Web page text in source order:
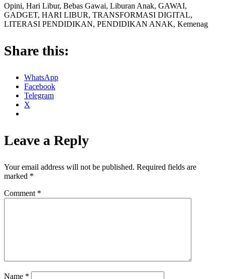
Opini, Hari Libur, Bebas Gawai, Liburan Anak, GAWAI,
GADGET, HARI LIBUR, TRANSFORMASI DIGITAL,
LITERASI PENDIDIKAN, PENDIDIKAN ANAK, Kemenag
Share this:
WhatsApp
Facebook
Telegram
X
Leave a Reply
Your email address will not be published. Required fields are
marked *
Comment *
Name *